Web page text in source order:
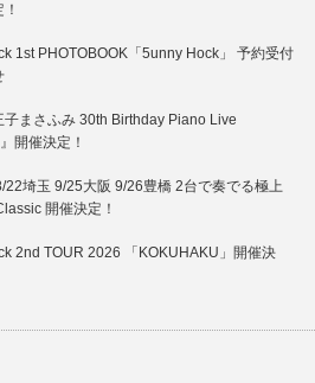
1st PHOTOBOOK「5unny Hock」 予約受付
子まさふみ 30th Birthday Piano Live
開催決定！
22埼玉 9/25大阪 9/26豊橋 2台で奏でる極上
開催決定！
2nd TOUR 2026 「KOKUHAKU」開催決